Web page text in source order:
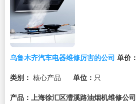
乌鲁木齐汽车电器维修厉害的公司 单价：
类别： 核心产品 单位： 只
产品：上海徐汇区漕溪路油烟机维修公司